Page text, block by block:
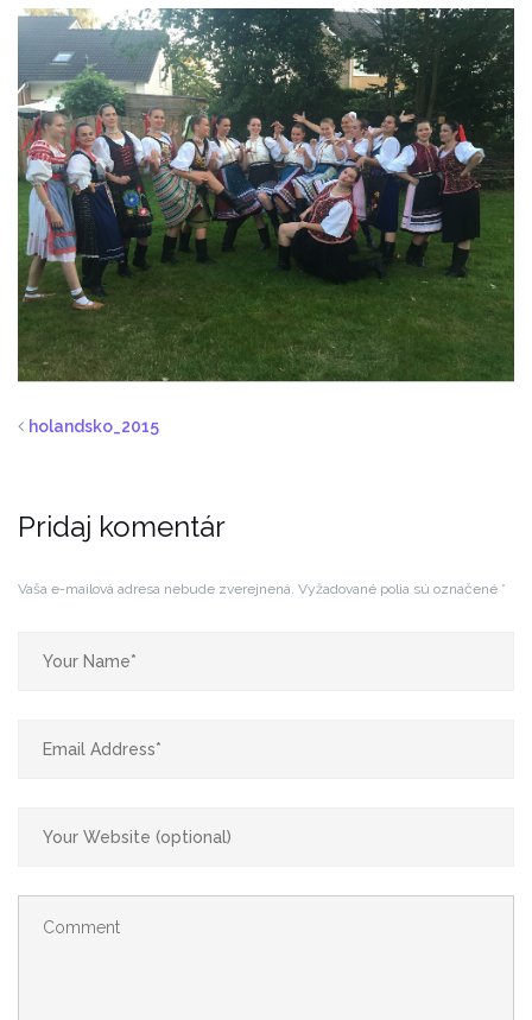
holandsko_2015
Pridaj komentár
Vaša e-mailová adresa nebude zverejnená. Vyžadované polia sú označené *